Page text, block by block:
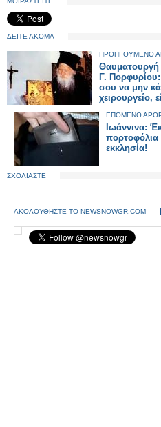
ΔΕΙΤΕ ΑΚΟΜΑ
ΠΡΟΗΓΟΥΜΕΝΟ
Θαυματουργή
Γ.
σου να μην
χειρουργείο,
ΕΠΟΜΕΝΟ
Ιωάννινα:
πορτοφόλια
εκκλησία!
ΣΧΟΛΙΑΣΤΕ
ΑΚΟΛΟΥΘΗΣΤΕ ΤΟ NEWSNOWGR.COM